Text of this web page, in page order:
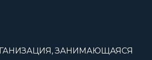
ЗАНИМАЮЩАЯСЯ